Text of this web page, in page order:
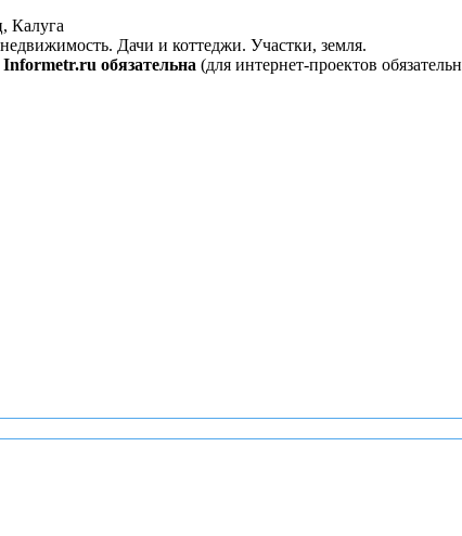
Калуга
Дачи и коттеджи. Участки, земля.
обязательна (для интернет-проектов